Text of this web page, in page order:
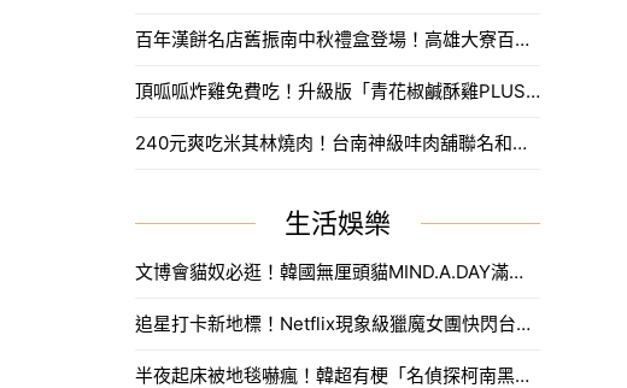
百年漢餅名店舊振南中秋禮盒登場！高雄大寮百日紅蜜紅豆蛋黃酥與噶瑪蘭聯名大人系月餅搶先看。
頂呱呱炸雞免費吃！升級版「青花椒鹹酥雞PLUS」尬角嗨，DIY調酒超過癮。
240元爽吃米其林燒肉！台南神級㕩肉舖聯名和牛十図進駐台北大安區，搶攻必吃美食清單。
生活娛樂
文博會貓奴必逛！韓國無厘頭貓MIND.A.DAY滿額送周邊，作家親揭台灣限定新品。
追星打卡新地標！Netflix現象級獵魔女團快閃台中，魂門舞台與限定週邊完整開箱。
半夜起床被地毯嚇瘋！韓超有梗「名偵探柯南黑衣人」系列周邊，用玻璃杯喝水直接被死亡凝視。